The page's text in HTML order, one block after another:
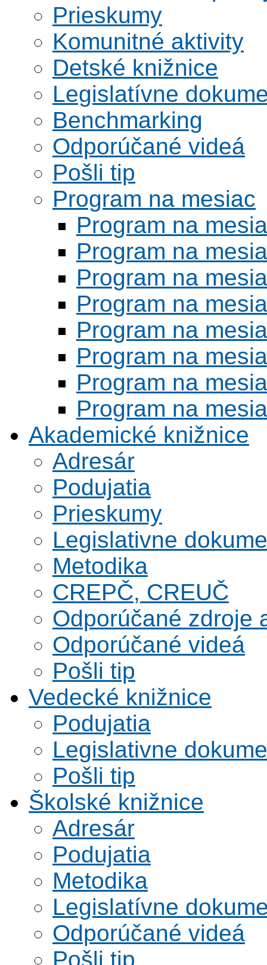
Prieskumy
Komunitné aktivity
Detské knižnice
Legislatívne
Benchmarking
Odporúčané videá
Pošli tip
Program na mesiac
Program na
Program na
Program na
Program na
Program na
Program na
Program na
Program na
Akademické knižnice
Adresár
Podujatia
Prieskumy
Legislativne
Metodika
CREPČ, CREUČ
Odporúčané zdroje
Odporúčané videá
Pošli tip
Vedecké knižnice
Podujatia
Legislativne
Pošli tip
Školské knižnice
Adresár
Podujatia
Metodika
Legislatívne
Odporúčané videá
Pošli tip